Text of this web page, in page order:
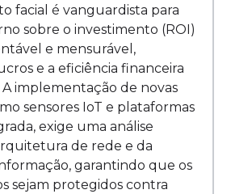
facial é vanguardista para
sobre o investimento (ROI)
e mensurável,
e a eficiência financeira
implementação de novas
sensores IoT e plataformas
exige uma análise
de rede e da
garantindo que os
sejam protegidos contra